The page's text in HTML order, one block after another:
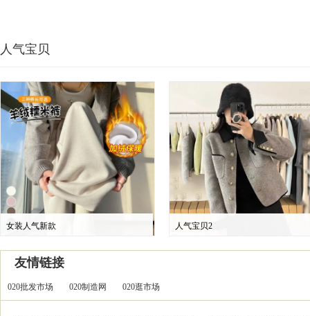
人气宝贝
女装人气新款 人气宝贝2
友情链接
020批发市场 020制造网 020逛市场